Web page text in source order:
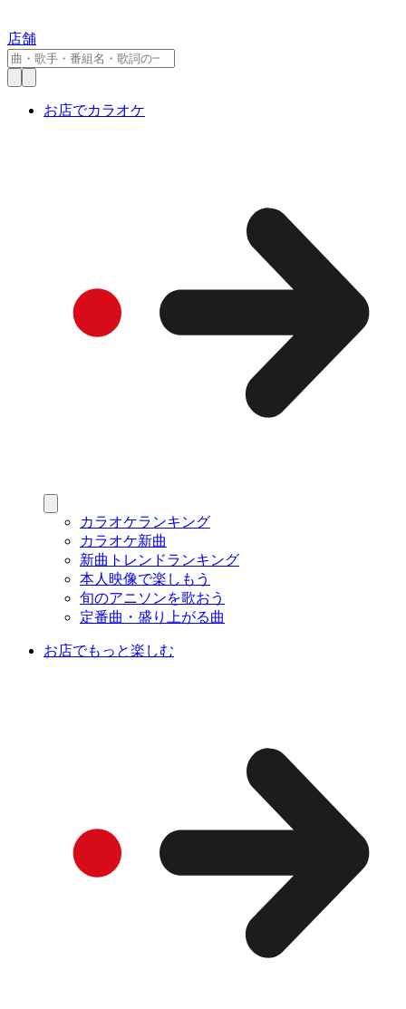
店舗
お店でカラオケ
カラオケランキング
カラオケ新曲
新曲トレンドランキング
本人映像で楽しもう
旬のアニソンを歌おう
定番曲・盛り上がる曲
お店でもっと楽しむ